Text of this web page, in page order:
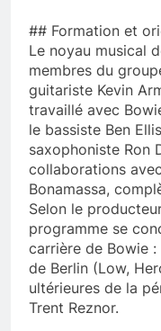
## Formation et
Le noyau musical
membres du
guitariste Kevin
travaillé avec
le bassiste Ben
saxophoniste Ron
collaborations
Bonamassa,
Selon le
programme se
carrière de Bowie :
de Berlin (Low,
ultérieures de la
Trent Reznor.